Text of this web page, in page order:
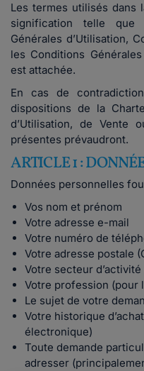
Les termes utilisés dans
signification telle que
Générales d’Utilisation,
les Conditions
est attachée.
En cas de
dispositions de la
d’Utilisation, de Vente
présentes prévaudront.
ARTICLE 1 :
Données personnelles
Vos nom et prénom
Votre adresse e-mail
Votre numéro de
Votre adresse postale
Votre secteur
Votre profession (pour
Le sujet de votre
Votre historique
électronique)
Toute demande
adresser